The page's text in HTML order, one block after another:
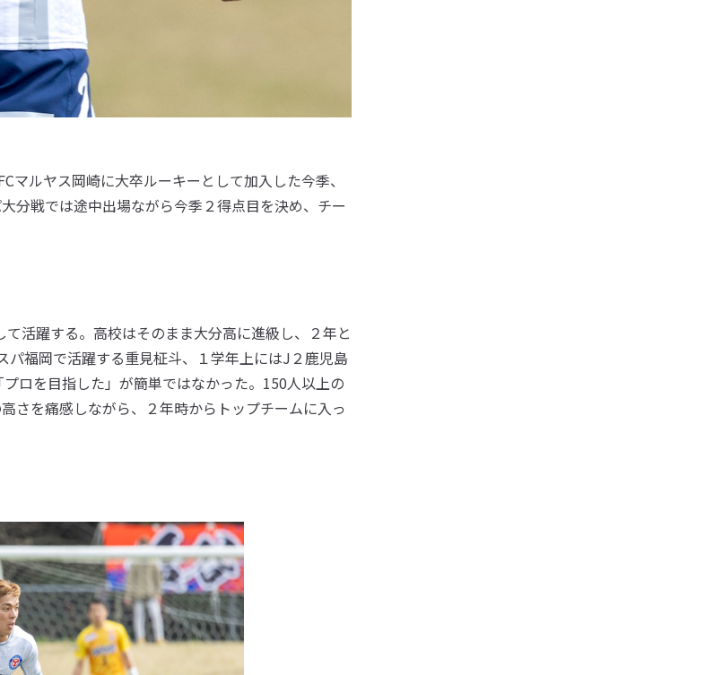
ルヤス岡崎に大卒ルーキーとして加入した今季、
分戦では途中出場ながら今季２得点目を決め、チー
活躍する。高校はそのまま大分高に進級し、２年と
福岡で活躍する重見柾斗、１学年上にはJ２鹿児島
ロを目指した」が簡単ではなかった。150人以上の
さを痛感しながら、２年時からトップチームに入っ